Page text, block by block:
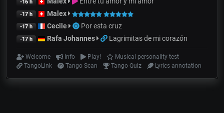
-16 h
-17 h Malex
-17 h Cecile Por esta cruz
-17 h Rafa Johannes Lagrimitas de mi corazón
Welcome Info Play!
Musical personality test
TangoLink
Tango Scan Tango Quiz Lyrics annotation